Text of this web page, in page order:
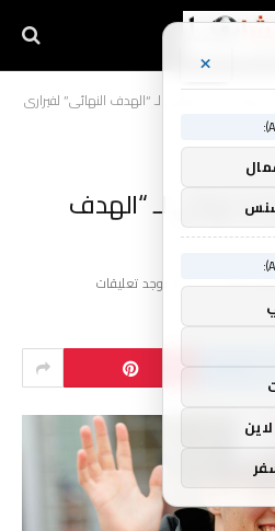
بيرمان موعد نهائي لـ “الهدف النهائي” لفيراري
نهائي لـ “الهدف
لا توجد تعليقات
×